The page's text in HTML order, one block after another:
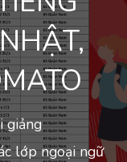
giảng
lớp ngoại ngữ